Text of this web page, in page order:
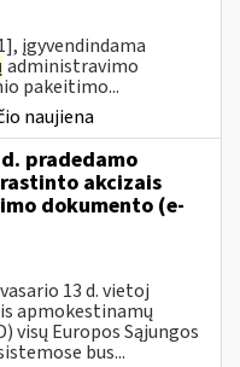
įgyvendindama
administravimo
pakeitimo...
naujiena
pradedamo
akcizais
dokumento (e-
13 d. vietoj
apmokestinamų
visų Europos Sąjungos
bus...